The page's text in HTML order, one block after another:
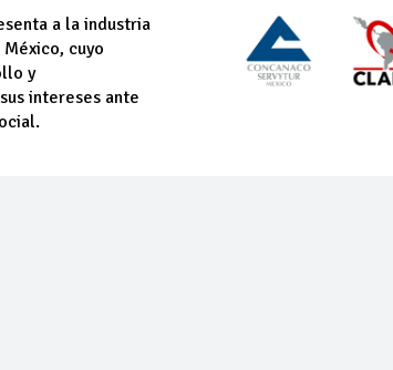
a la industria
cuyo
y
intereses ante